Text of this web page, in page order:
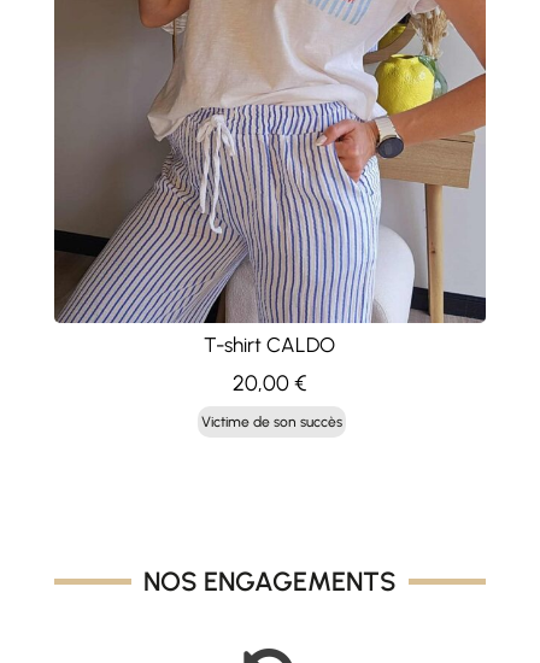
T-shirt CALDO
20,00€
Victime de son succès
NOS ENGAGEMENTS